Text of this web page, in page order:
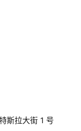
斯拉大街 1 号